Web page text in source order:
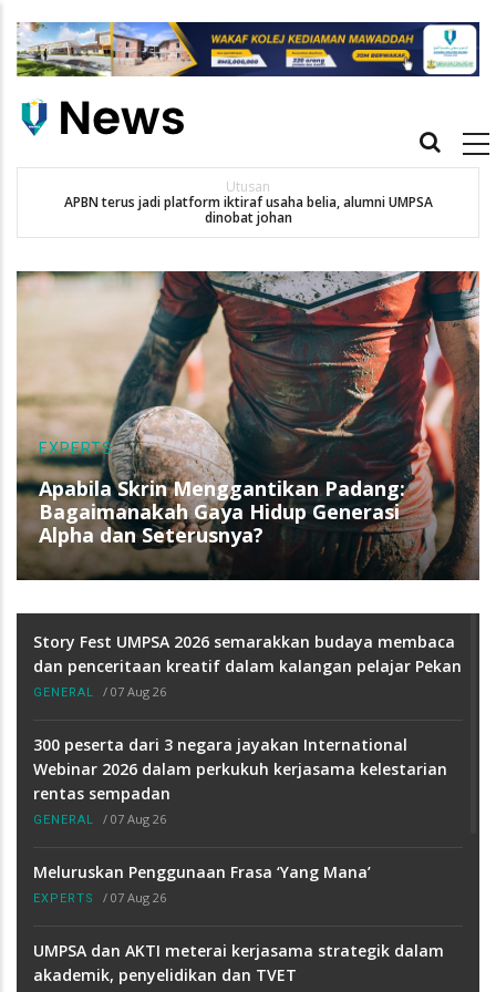
main
Main
Utusan
APBN terus jadi platform iktiraf usaha belia, alumni UMPSA
dinobat johan
EXPERTS
Apabila Skrin Menggantikan Padang:
Bagaimanakah Gaya Hidup Generasi
Alpha dan Seterusnya?
Story Fest UMPSA 2026 semarakkan budaya membaca
dan penceritaan kreatif dalam kalangan pelajar Pekan
GENERAL / 07 Aug 26
300 peserta dari 3 negara jayakan International
Webinar 2026 dalam perkukuh kerjasama kelestarian
rentas sempadan
GENERAL / 07 Aug 26
Meluruskan Penggunaan Frasa ‘Yang Mana’
EXPERTS / 07 Aug 26
UMPSA dan AKTI meterai kerjasama strategik dalam
akademik, penyelidikan dan TVET